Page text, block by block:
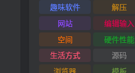
趣味软件
解压
网站
编辑输入
空间
硬件性能
生活方式
源码